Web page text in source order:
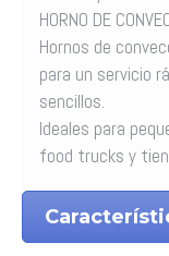
HORNO DE
Hornos de
para un servicio
sencillos.
Ideales para
food trucks y